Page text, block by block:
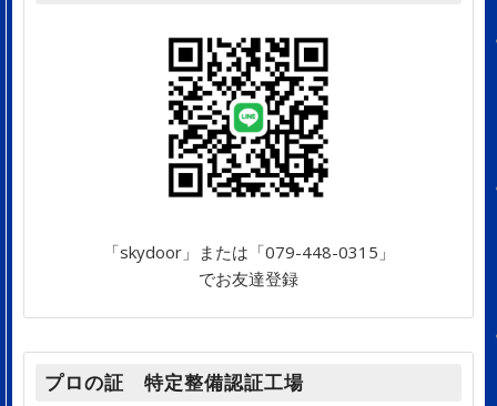
「skydoor」または「079-448-0315」
でお友達登録
プロの証 特定整備認証工場